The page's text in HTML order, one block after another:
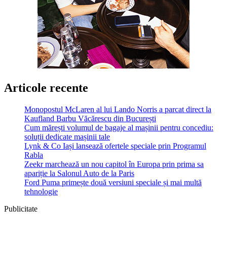
Articole recente
Monopostul McLaren al lui Lando Norris a parcat direct la
Kaufland Barbu Văcărescu din București
Cum mărești volumul de bagaje al mașinii pentru concediu:
soluții dedicate mașinii tale
Lynk & Co Iași lansează ofertele speciale prin Programul
Rabla
Zeekr marchează un nou capitol în Europa prin prima sa
apariție la Salonul Auto de la Paris
Ford Puma primește două versiuni speciale și mai multă
tehnologie
Publicitate